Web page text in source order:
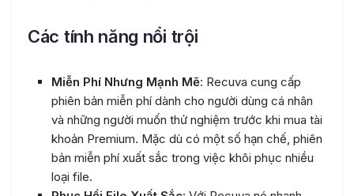
Các tính năng nổi trội
Miễn Phí Nhưng Mạnh Mẽ: Recuva cung cấp
phiên bản miễn phí dành cho người dùng cá nhân
và những người muốn thử nghiệm trước khi mua tài
khoản Premium. Mặc dù có một số hạn chế, phiên
bản miễn phí xuất sắc trong việc khôi phục nhiều
loại file.